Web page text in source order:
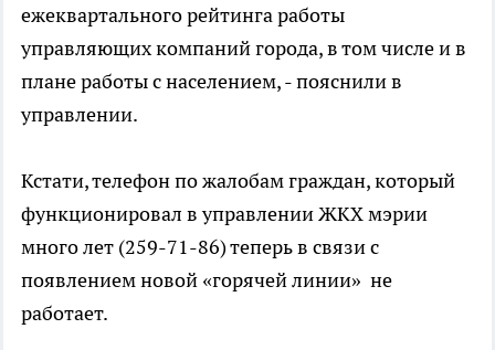
ежеквартального рейтинга работы
управляющих компаний города, в том числе и в
плане работы с населением, - пояснили в
управлении.
Кстати, телефон по жалобам граждан, который
функционировал в управлении ЖКХ мэрии
много лет (259-71-86) теперь в связи с
появлением новой «горячей линии» не
работает.